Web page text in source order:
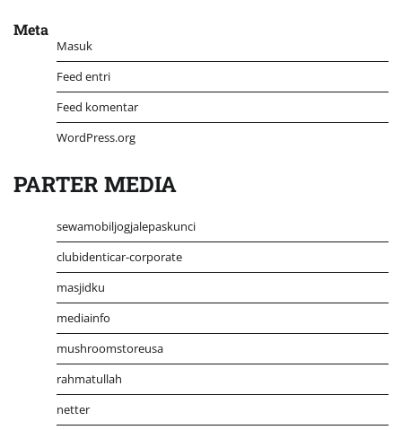
Meta
Masuk
Feed entri
Feed komentar
WordPress.org
PARTER MEDIA
sewamobiljogjalepaskunci
clubidenticar-corporate
masjidku
mediainfo
mushroomstoreusa
rahmatullah
netter